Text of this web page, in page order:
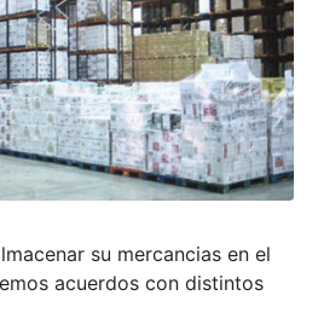
su mercancias en el
acuerdos con distintos